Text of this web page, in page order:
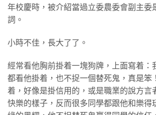
年校慶時，被介紹當過立委農委會副主委
詞。
小時不佳，長大了了。
經常看他胸前掛着一塊狗牌，上面寫着：
都看他掛着，也不捉一個替死鬼，真是笨
着，好像是掛信用的，或是職業的說方言
快樂的樣子，反而很多同學都跟他和樂得